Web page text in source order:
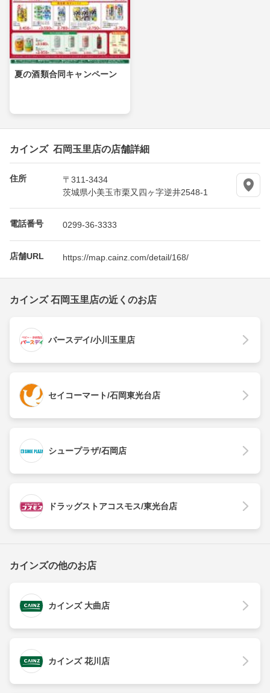
夏の酒類合同キャンペーン
カインズ 石岡玉里店の店舗詳細
住所
〒311-3434
茨城県小美玉市栗又四ヶ字逆井2548-1
電話番号 0299-36-3333
店舗URL https://map.cainz.com/detail/168/
カインズ 石岡玉里店の近くのお店
バースデイ/小川玉里店
セイコーマート/石岡東光台店
シュープラザ/石岡店
ドラッグストアコスモス/東光台店
カインズの他のお店
カインズ 大曲店
カインズ 花川店